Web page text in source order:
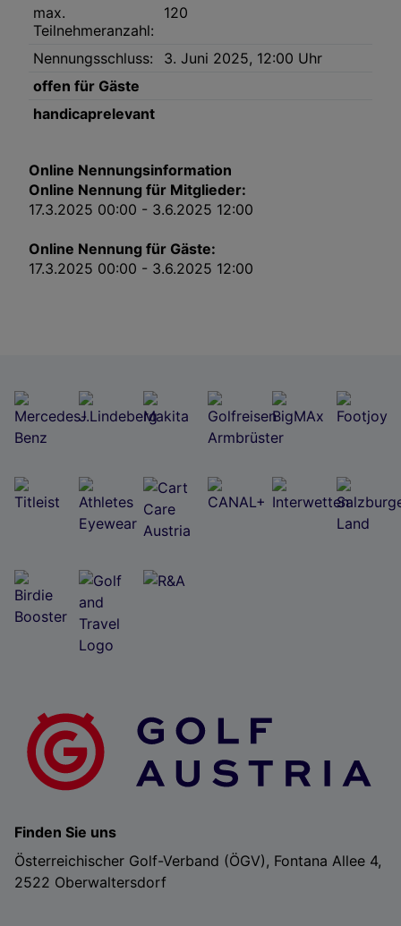
max.
Teilnehmeranzahl:
120
Nennungsschluss:
3. Juni 2025, 12:00 Uhr
offen für Gäste
handicaprelevant
Online Nennungsinformation
Online Nennung für Mitglieder:
17.3.2025 00:00 - 3.6.2025 12:00
Online Nennung für Gäste:
17.3.2025 00:00 - 3.6.2025 12:00
Finden Sie uns
Österreichischer Golf-Verband (ÖGV), Fontana Allee 4,
2522 Oberwaltersdorf
Mit Klick auf „Zustimmen & fortfahren“ willigen Sie in die Verwendung
In den Einstellungen können Sie jederzeit Ihre Präferenzen verwalten und
Widerspruch gegen die Verarbeitung auf der Grundlage berechtigter
Interessen einlegen. Klicken Sie dazu auf „Cookie Einstellungen“, die sich auf
jeder Seite unten im Footer befinden.
Link zur Datenschutzrichtlinie
Wir und unsere Partner verarbeiten Daten, um
Folgendes bereitzustellen:
Endgerät. Personalisierte Werbung und Inhalte, Messung von Werbeleistung
und der Performance von Inhalten, Zielgruppenforschung sowie Entwicklung
und Verbesserung von Angeboten.